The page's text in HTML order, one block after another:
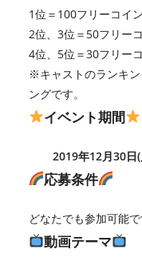
1位＝100フリーコイン
2位、3位＝50フリー
4位、5位＝30フリー
※キャストのランキ
ングです。
イベント期間
2019年12月30日
応募条件
どなたでも参加可能で
動画テーマ